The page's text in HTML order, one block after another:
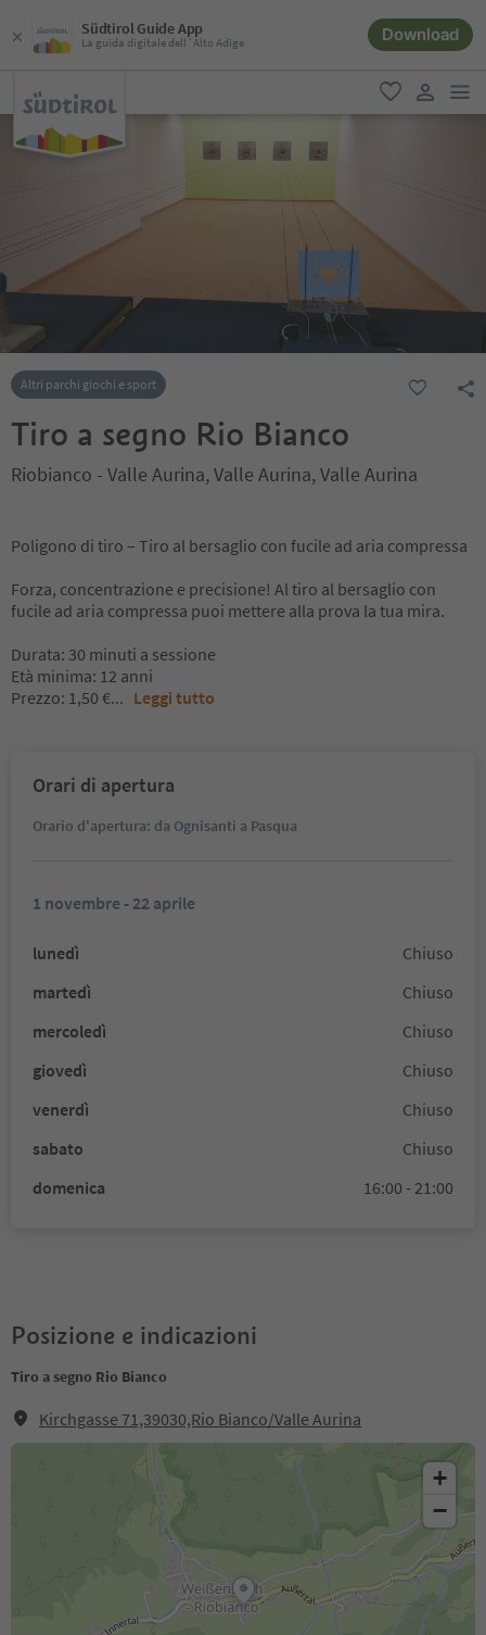
Südtirol Guide App
La guida digitale dell´Alto Adige Download
favoriti
user link
Altri parchi giochi e sport
Tiro a segno Rio Bianco
Riobianco - Valle Aurina, Valle Aurina, Valle Aurina
Poligono di tiro – Tiro al bersaglio con fucile ad aria compressa
Forza, concentrazione e precisione! Al tiro al bersaglio con
fucile ad aria compressa puoi mettere alla prova la tua mira.
Durata: 30 minuti a sessione
Età minima: 12 anni
Prezzo: 1,50 €... Leggi tutto
Orari di apertura
Orario d'apertura: da Ognisanti a Pasqua
1 novembre - 22 aprile
lunedì
Chiuso
martedì
Chiuso
mercoledì
Chiuso
giovedì
Chiuso
venerdì
Chiuso
sabato
Chiuso
domenica
16:00 - 21:00
Posizione e indicazioni
Tiro a segno Rio Bianco
Kirchgasse 71,39030,Rio Bianco/Valle Aurina
+
−